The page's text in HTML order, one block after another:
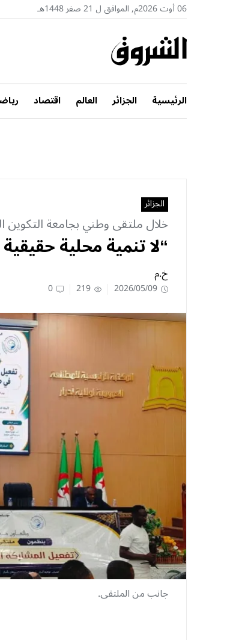
06 أوت 2026م, الموافق ل 21 صفر 1448هـ
الرئيسية الجزائر العالم اقتصاد
الجزائر
خلال ملتقى وطني بجامعة
“لا تنمية محلية
خ.م
2026/05/09
219
0
جانب من الملتقى.